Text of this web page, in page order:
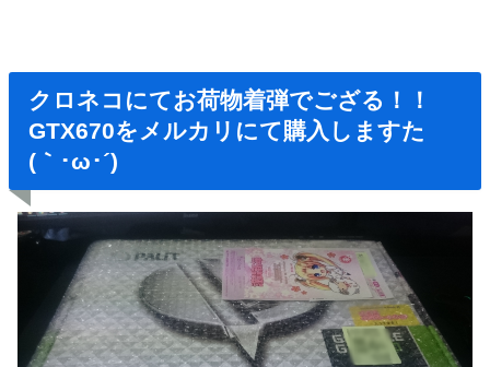
クロネコにてお荷物着弾でござる！！
GTX670をメルカリにて購入しますた
(｀･ω･´)ゞ